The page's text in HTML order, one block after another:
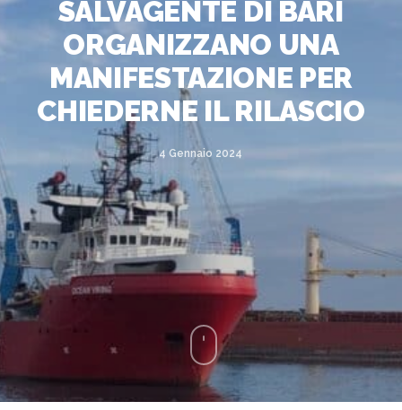
SALVAGENTE DI BARI
ORGANIZZANO UNA
MANIFESTAZIONE PER
CHIEDERNE IL RILASCIO
4 Gennaio 2024